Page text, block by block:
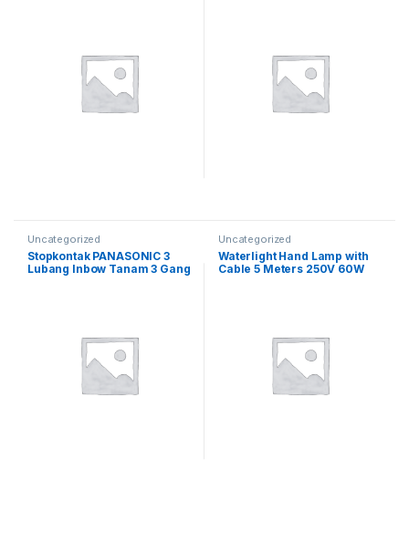
Uncategorized
Stopkontak PANASONIC 3
Lubang Inbow Tanam 3 Gang
Uncategorized
Waterlight Hand Lamp with
Cable 5 Meters 250V 60W